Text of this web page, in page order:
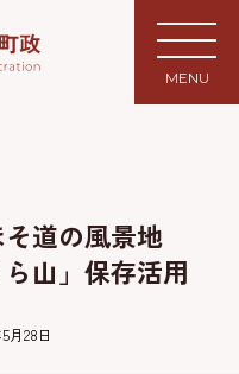
MENU
道の風景地
ら山」保存活用
月28日